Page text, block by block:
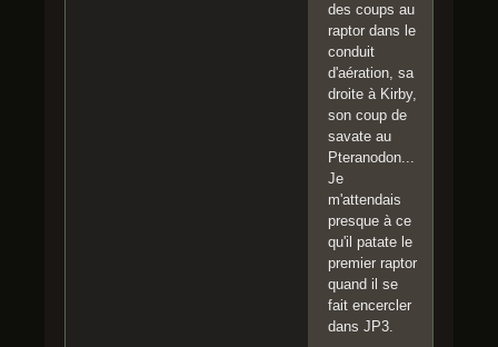
des coups au
raptor dans le
conduit
d'aération, sa
droite à Kirby,
son coup de
savate au
Pteranodon...
Je
m'attendais
presque à ce
qu'il patate le
premier raptor
quand il se
fait encercler
dans JP3.